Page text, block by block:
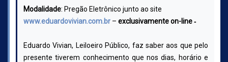
Modalidade: Pregão Eletrônico junto ao site
www.eduardovivian.com.br – exclusivamente on-line ‐
Eduardo Vivian, Leiloeiro Público, faz saber aos que pelo
presente tiverem conhecimento que nos dias, horário e